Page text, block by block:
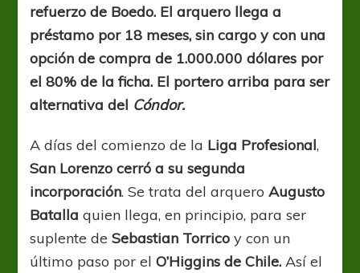
suplente
Torrico
refuerzo de Boedo. El arquero llega a
préstamo por 18 meses, sin cargo y con una
opción de compra de 1.000.000 dólares por
el 80% de la ficha. El portero arriba para ser
alternativa del Cóndor.
A días del comienzo de la Liga Profesional,
San Lorenzo cerró a su segunda
incorporación. Se trata del arqueroAugusto
Batallaquien llega, en principio, para ser
suplente deSebastian Torrico y con un
último paso por elO’Higgins de Chile. Así el